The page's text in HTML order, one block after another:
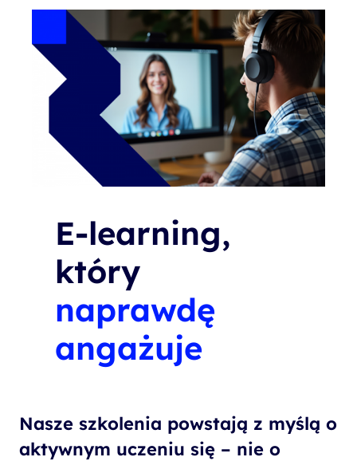
E-learning,
który
naprawdę
angażuje
Nasze szkolenia powstają z myślą o
aktywnym uczeniu się – nie o